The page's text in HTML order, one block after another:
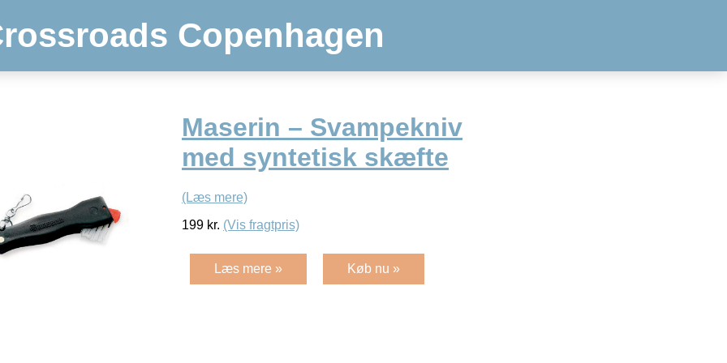
Copenhagen
Maserin – Svampekniv
med syntetisk skæfte
(Læs mere)
199 kr. (Vis fragtpris)
Læs mere » Køb nu »